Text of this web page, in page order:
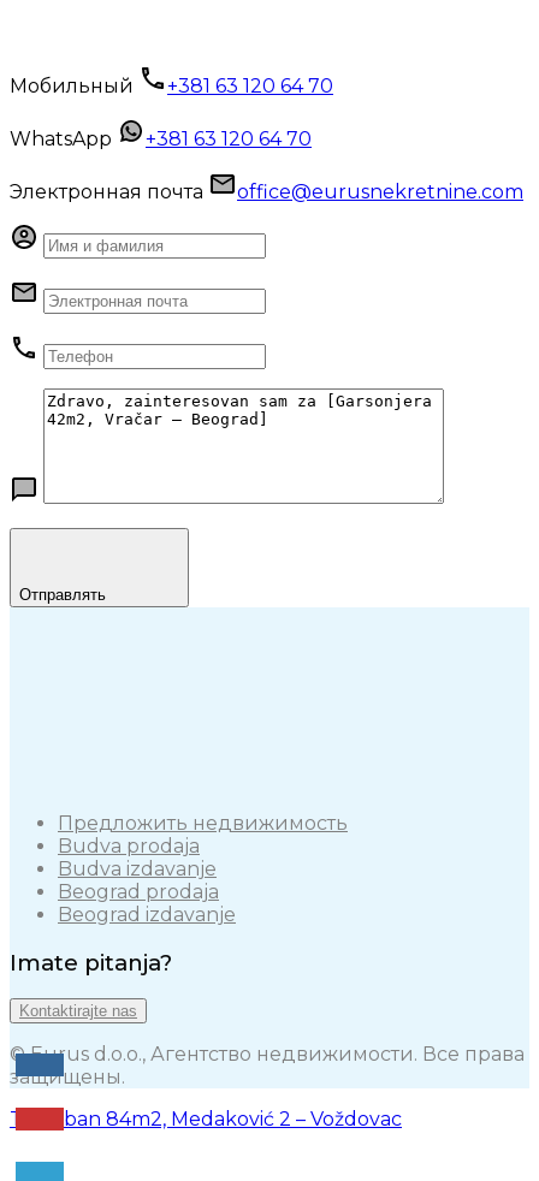
Мобильный +381 63 120 64 70
WhatsApp +381 63 120 64 70
Электронная почта office@eurusnekretnine.com
Отправлять
Предложить недвижимость
Budva prodaja
Budva izdavanje
Beograd prodaja
Beograd izdavanje
Imate pitanja?
Kontaktirajte nas
© Eurus d.o.o., Агентство недвижимости. Все права
защищены.
Trosoban 84m2, Medaković 2 – Voždovac